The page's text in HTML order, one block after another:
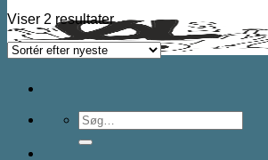
Søg
efter:
Viser 2 resultaterSorteret
efter
seneste